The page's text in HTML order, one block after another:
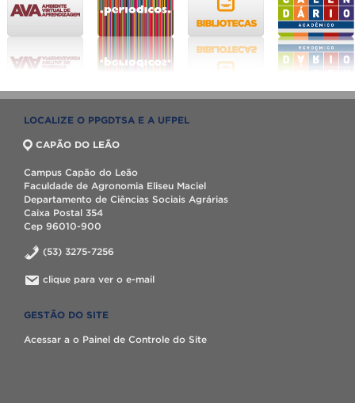
LOCALIZE O PPGDTSA E A UFPEL
CAPÃO DO LEÃO
Campus Capão do Leão
Faculdade de Agronomia Eliseu Maciel
Departamento de Ciências Sociais Agrárias
Caixa Postal 354
Cep 96010-900
(53) 3275-7256
clique para ver o e-mail
GESTÃO DO SITE
Acessar a o Painel de Controle do Site